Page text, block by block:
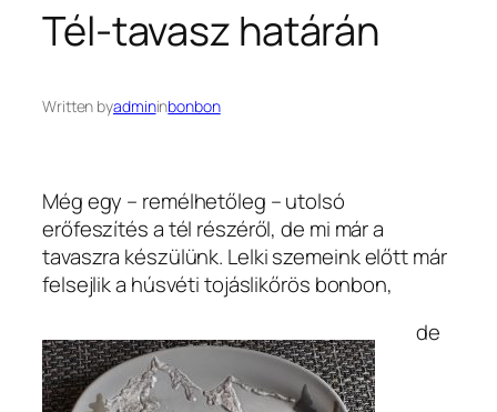
Tél-tavasz határán
Written byadmininbonbon
Még egy – remélhetőleg – utolsó
erőfeszítés a tél részéről, de mi már a
tavaszra készülünk. Lelki szemeink előtt már
felsejlik a húsvéti tojáslikőrös bonbon,
de